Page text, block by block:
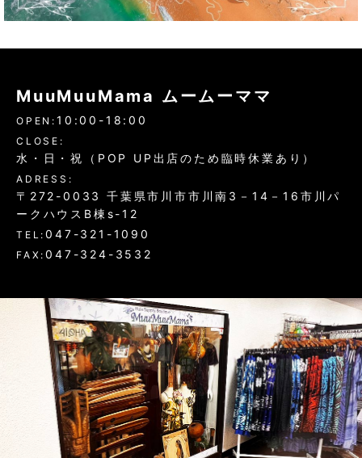
MuuMuuMama ムームーママ
OPEN: 10:00-18:00
CLOSE:
水・日・祝（POP UP出店のため臨時休業あり）
ADRESS:
〒272-0033 千葉県市川市市川南3－14－16市川パ
ークハウスB棟s-12
TEL:047-321-1090
FAX:047-324-3532